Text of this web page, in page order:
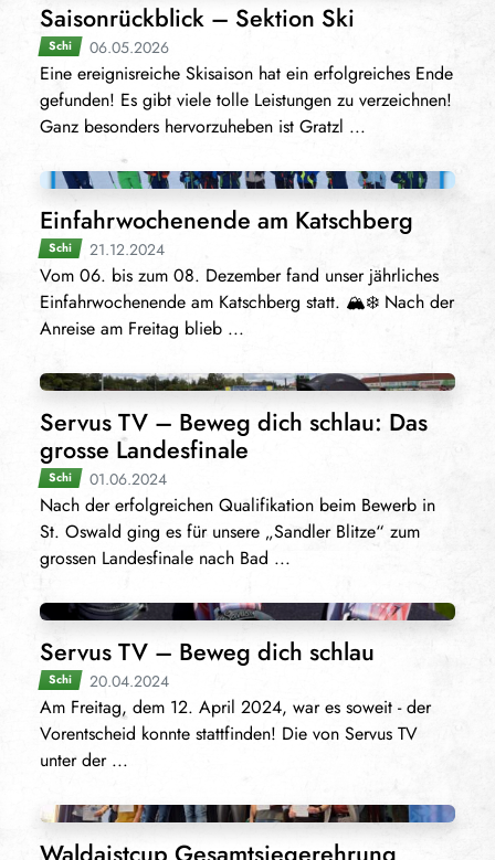
Saisonrückblick – Sektion Ski
Schi 06.05.2026
Eine ereignisreiche Skisaison hat ein erfolgreiches Ende
gefunden! Es gibt viele tolle Leistungen zu verzeichnen!
Ganz besonders hervorzuheben ist Gratzl ...
Einfahrwochenende am Katschberg
Schi 21.12.2024
Vom 06. bis zum 08. Dezember fand unser jährliches
Einfahrwochenende am Katschberg statt. 🏔️❄️ Nach der
Anreise am Freitag blieb ...
Servus TV – Beweg dich schlau: Das
grosse Landesfinale
Schi 01.06.2024
Nach der erfolgreichen Qualifikation beim Bewerb in
St. Oswald ging es für unsere „Sandler Blitze“ zum
grossen Landesfinale nach Bad ...
Servus TV – Beweg dich schlau
Schi 20.04.2024
Am Freitag, dem 12. April 2024, war es soweit - der
Vorentscheid konnte stattfinden! Die von Servus TV
unter der ...